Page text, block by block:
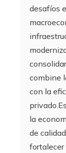
desafíos
combine
con la
la
de
fortalecer